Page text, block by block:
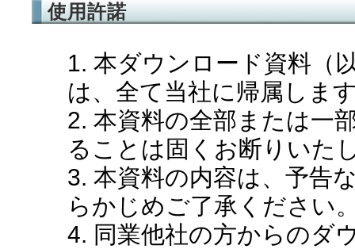
使用許諾
1. 本ダウンロード資料（
は、全て当社に帰属しま
2. 本資料の全部または一
ることは固くお断りいた
3. 本資料の内容は、予告
らかじめご了承ください
4. 同業他社の方からのダ